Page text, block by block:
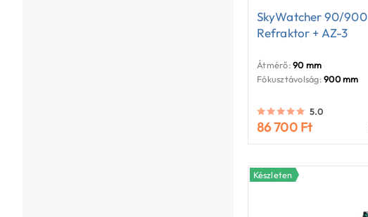
SkyWatcher 90/900
Refraktor + AZ-3
Átmérő: 90 mm
Fókusztávolság: 900 mm
5.0
86 700 Ft
Készleten